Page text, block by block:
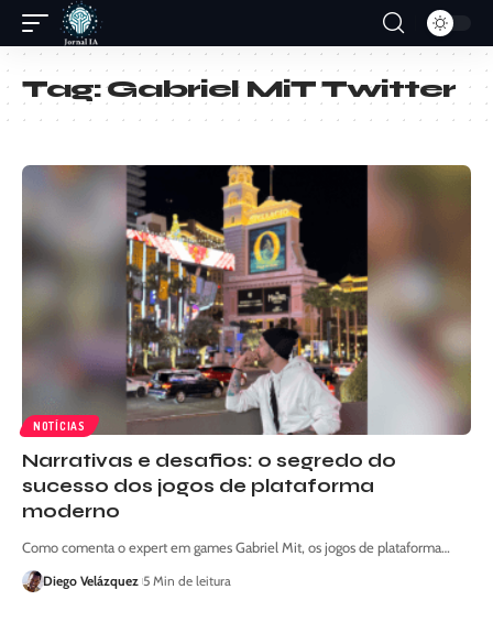
Tag:Gabriel MiT Twitter
NOTÍCIAS
Narrativas e desafios: o segredo do
sucesso dos jogos de plataforma
moderno
Como comenta o expert em games Gabriel Mit, os jogos de plataforma…
Diego Velázquez 5 Min de leitura